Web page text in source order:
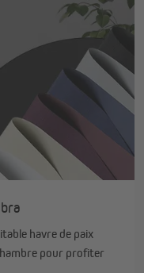
havre de paix
pour profiter